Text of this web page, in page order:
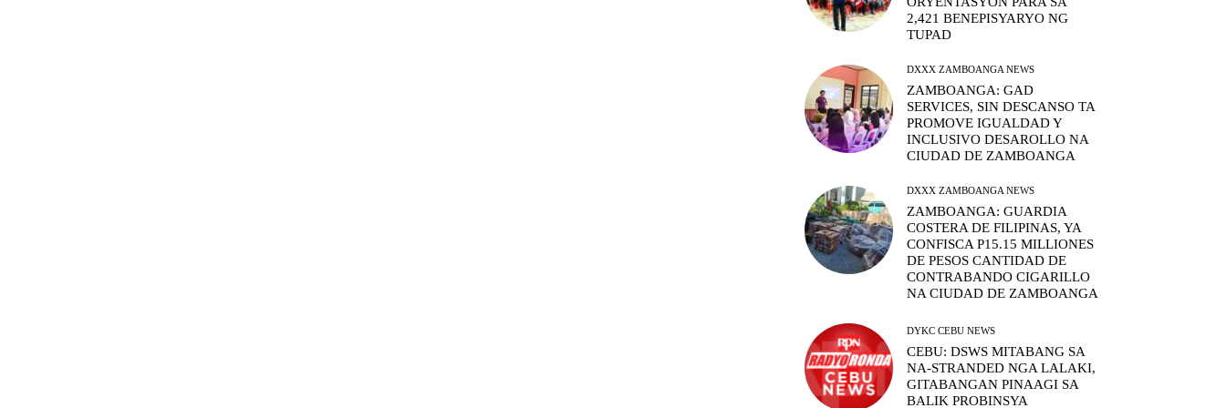
2,421 BENEPISYARYO NG
TUPAD
DXXX ZAMBOANGA NEWS
ZAMBOANGA: GAD
SERVICES, SIN DESCANSO TA
PROMOVE IGUALDAD Y
INCLUSIVO DESAROLLO NA
CIUDAD DE ZAMBOANGA
DXXX ZAMBOANGA NEWS
ZAMBOANGA: GUARDIA
COSTERA DE FILIPINAS, YA
CONFISCA P15.15 MILLIONES
DE PESOS CANTIDAD DE
CONTRABANDO CIGARILLO
NA CIUDAD DE ZAMBOANGA
DYKC CEBU NEWS
CEBU: DSWS MITABANG SA
NA-STRANDED NGA LALAKI,
GITABANGAN PINAAGI SA
BALIK PROBINSYA